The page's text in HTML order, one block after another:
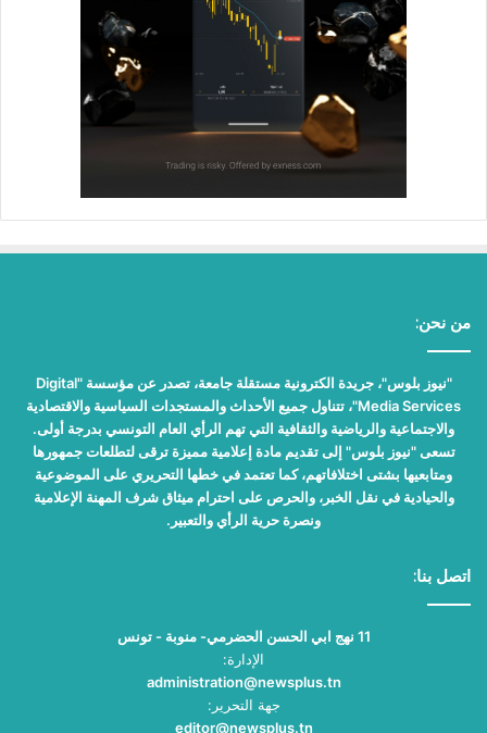
من نحن:
"نيوز بلوس"، جريدة الكترونية مستقلة جامعة، تصدر عن مؤسسة "Digital
Media Services"، تتناول جميع الأحداث والمستجدات السياسية والاقتصادية
والاجتماعية والرياضية والثقافية التي تهم الرأي العام التونسي بدرجة أولى.
تسعى "نيوز بلوس" إلى تقديم مادة إعلامية مميزة ترقى لتطلعات جمهورها
ومتابعيها بشتى اختلافاتهم، كما تعتمد في خطها التحريري على الموضوعية
والحيادية في نقل الخبر، والحرص على احترام ميثاق شرف المهنة الإعلامية
ونصرة حرية الرأي والتعبير.
اتصل بنا:
11 نهج ابي الحسن الحضرمي- منوبة - تونس
الإدارة:
administration@newsplus.tn
جهة التحرير:
editor@newsplus.tn